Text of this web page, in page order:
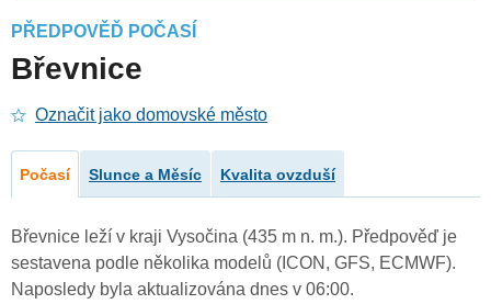
PŘEDPOVĚĎ POČASÍ
Břevnice
Označit jako domovské město
Počasí Slunce a Měsíc Kvalita ovzduší
Břevnice leží v kraji Vysočina (435 m n. m.). Předpověď je
sestavena podle několika modelů (ICON, GFS, ECMWF).
Naposledy byla aktualizována dnes v 06:00.